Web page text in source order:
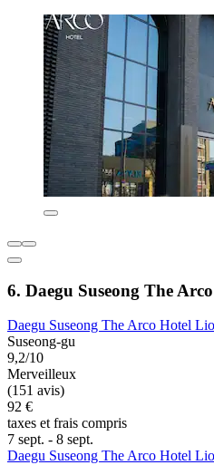
6. Daegu Suseong The
Daegu Suseong The Arco Hotel
Suseong-gu
9,2/10
Merveilleux
(151 avis)
92 €
taxes et frais compris
7 sept. - 8 sept.
Daegu Suseong The Arco Hotel